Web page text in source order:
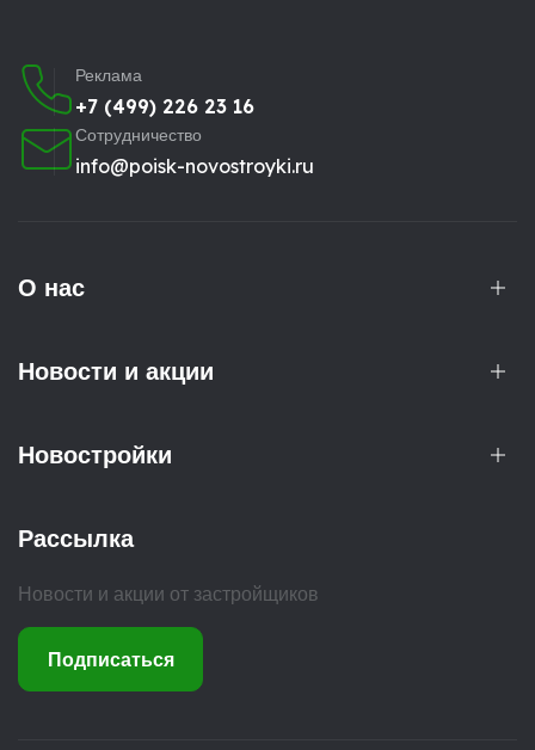
Реклама
+7 (499) 226 23 16
Сотрудничество
info@poisk-novostroyki.ru
О нас
Новости и акции
Новостройки
Рассылка
Новости и акции от застройщиков
Подписаться